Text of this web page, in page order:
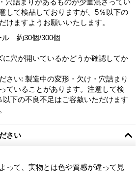
して検品しておりますが、5％以下の
けますようお願いいたします。
約30個/300個
に穴が開いているかどうか確認してか
さい: 製造中の変形・欠け・穴詰まり
ていることがあります。注意して検
下の不良不足はご容赦いただけます
さい
って、実物とは色や質感が違って見